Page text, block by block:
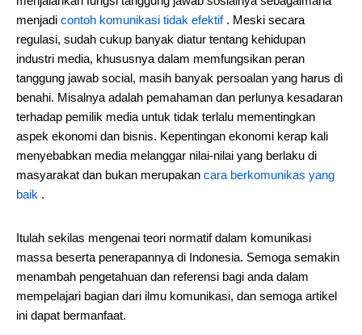
menjadi contoh komunikasi tidak efektif. Meski secara
regulasi, sudah cukup banyak diatur tentang kehidupan
industri media, khususnya dalam memfungsikan peran
tanggung jawab social, masih banyak persoalan yang harus di
benahi. Misalnya adalah pemahaman dan perlunya kesadaran
terhadap pemilik media untuk tidak terlalu mementingkan
aspek ekonomi dan bisnis. Kepentingan ekonomi kerap kali
menyebabkan media melanggar nilai-nilai yang berlaku di
masyarakat dan bukan merupakan cara berkomunikas yang
baik .
Itulah sekilas mengenai teori normatif dalam komunikasi
massa beserta penerapannya di Indonesia. Semoga semakin
menambah pengetahuan dan referensi bagi anda dalam
mempelajari bagian dari ilmu komunikasi, dan semoga artikel
ini dapat bermanfaat.